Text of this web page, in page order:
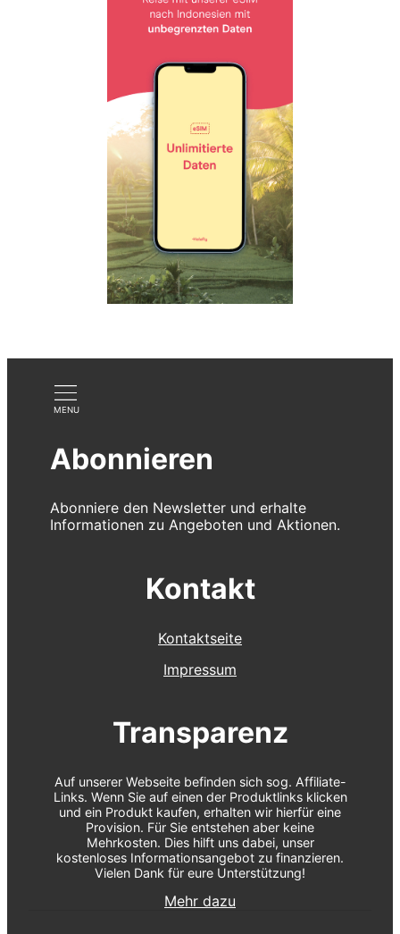
Abonnieren
Abonniere den Newsletter und erhalte
Informationen zu Angeboten und Aktionen.
Kontakt
Kontaktseite
Impressum
Transparenz
Auf unserer Webseite befinden sich sog. Affiliate-
Links. Wenn Sie auf einen der Produktlinks klicken
und ein Produkt kaufen, erhalten wir hierfür eine
Provision. Für Sie entstehen aber keine
Mehrkosten. Dies hilft uns dabei, unser
kostenloses Informationsangebot zu finanzieren.
Vielen Dank für eure Unterstützung!
Mehr dazu